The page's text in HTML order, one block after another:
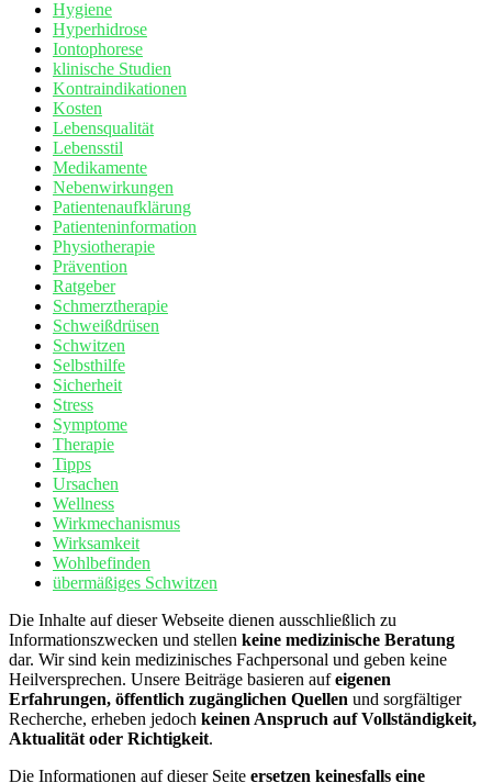
Hygiene
Hyperhidrose
Iontophorese
klinische Studien
Kontraindikationen
Kosten
Lebensqualität
Lebensstil
Medikamente
Nebenwirkungen
Patientenaufklärung
Patienteninformation
Physiotherapie
Prävention
Ratgeber
Schmerztherapie
Schweißdrüsen
Schwitzen
Selbsthilfe
Sicherheit
Stress
Symptome
Therapie
Tipps
Ursachen
Wellness
Wirkmechanismus
Wirksamkeit
Wohlbefinden
übermäßiges Schwitzen
Die Inhalte auf dieser Webseite dienen ausschließlich zu
Informationszwecken und stellen keine medizinische Beratung
dar. Wir sind kein medizinisches Fachpersonal und geben keine
Heilversprechen. Unsere Beiträge basieren aufeigenen
Erfahrungen, öffentlich zugänglichen Quellen und sorgfältiger
Recherche, erheben jedoch keinen Anspruch auf Vollständigkeit,
Aktualität oder Richtigkeit.
Die Informationen auf dieser Seite ersetzen keinesfalls eine